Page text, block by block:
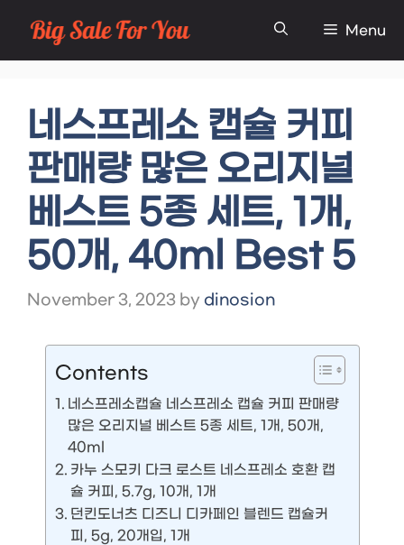
Skip
to
Menu
네스프레소 캡슐 커피
판매량 많은 오리지널
베스트 5종 세트, 1개,
50개, 40ml Best 5
November 3, 2023 by dinosion
Contents
네스프레소캡슐 네스프레소 캡슐 커피 판매량
많은 오리지널 베스트 5종 세트, 1개, 50개,
40ml
카누 스모키 다크 로스트 네스프레소 호환 캡
슐 커피, 5.7g, 10개, 1개
던킨도너츠 디즈니 디카페인 블렌드 캡슐커
피, 5g, 20개입, 1개